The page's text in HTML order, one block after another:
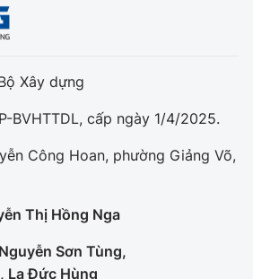
Xây dựng
BVHTTDL, cấp ngày 1/4/2025.
Công Hoan, phường Giảng Võ,
Thị Hồng Nga
Nguyễn Sơn Tùng,
La Đức Hùng